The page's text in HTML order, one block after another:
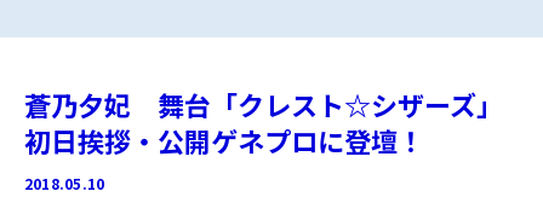
蒼乃夕妃 舞台「クレスト☆シザーズ」
初日挨拶・公開ゲネプロに登壇！
2018.05.10